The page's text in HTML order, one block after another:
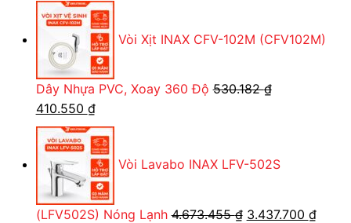
7.910.000 ₫.là:
Vòi Xịt INAX CFV-102M (CFV102M)
Dây Nhựa PVC, Xoay 360 Độ 530.182₫
Giá
gốc
là:
530.182 ₫.
410.550 ₫Giá
hiện
tại
là:
410.550 ₫.
Vòi Lavabo INAX LFV-502S
(LFV502S) Nóng Lạnh 4.673.455₫ Giá
3.437.700 ₫Giá